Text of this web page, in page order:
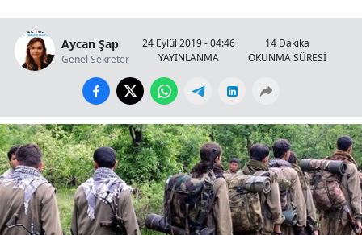
Aycan Şap
Genel Sekreter
24 Eylül 2019 - 04:46
YAYINLANMA
14 Dakika
OKUNMA SÜRESİ